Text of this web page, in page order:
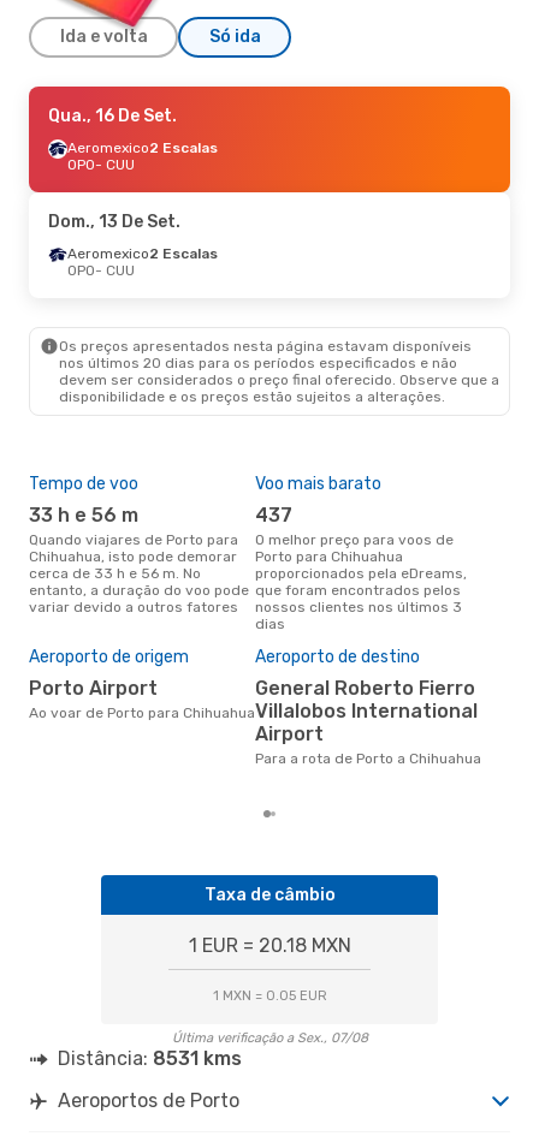
Ida e volta Só ida
Seg., 28 De Set.
Aeromexico2 Escalas
OPO- CUU
CUU- OPO
Qua., 16 De Set.
Aeromexico2 Escalas
OPO- CUU
Dom., 13 De Set.
Aeromexico2 Escalas
OPO- CUU
Os preços apresentados nesta página estavam disponíveis
nos últimos 20 dias para os períodos especificados e não
devem ser considerados o preço final oferecido. Observe que a
disponibilidade e os preços estão sujeitos a alterações.
Tempo de voo
33 h e 56 m
Quando viajares de Porto para
Chihuahua, isto pode demorar
cerca de 33 h e 56 m. No
entanto, a duração do voo pode
variar devido a outros fatores
Voo mais barato
437
O melhor preço para voos de
Porto para Chihuahua
proporcionados pela eDreams,
que foram encontrados pelos
nossos clientes nos últimos 3
dias
Aeroporto de origem
Porto Airport
Ao voar de Porto para Chihuahua
Aeroporto de destino
General Roberto Fierro
Villalobos International
Airport
Para a rota de Porto a Chihuahua
Taxa de câmbio
1 EUR = 20.18 MXN
1 MXN = 0.05 EUR
Última verificação a Sex., 07/08
Distância: 8531 kms
Aeroportos de Porto